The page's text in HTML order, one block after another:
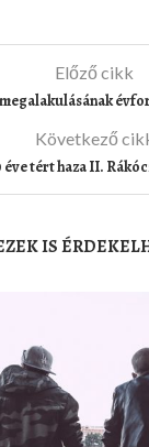
Előző cikk
Következő
éve tért haza II.
IS